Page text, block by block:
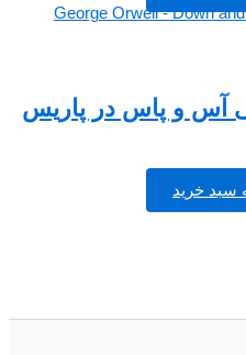
و پاس در پاریس
خرید